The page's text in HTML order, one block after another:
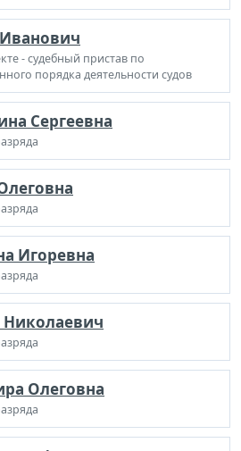
- судебный пристав по
порядка деятельности судов
Сергеевна
Игоревна
Олеговна